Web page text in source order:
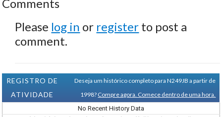
Comments
Please log in or register to post a
comment.
REGISTRO DE
ATIVIDADE
Deseja um histórico completo para N249JB a partir de
1998? Compre agora. Comece dentro de uma hora.
No Recent History Data